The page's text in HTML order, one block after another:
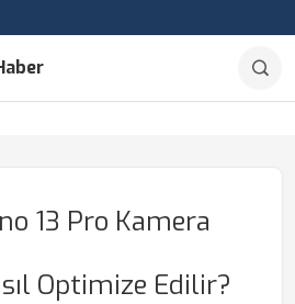
13 Pro Kamera
Optimize Edilir?